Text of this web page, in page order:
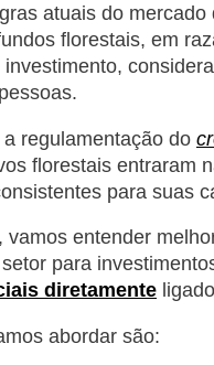
atuais do
florestais, em
regulamentação do
florestais entraram
para suas
vamos entender
para
diretamente
abordar são: